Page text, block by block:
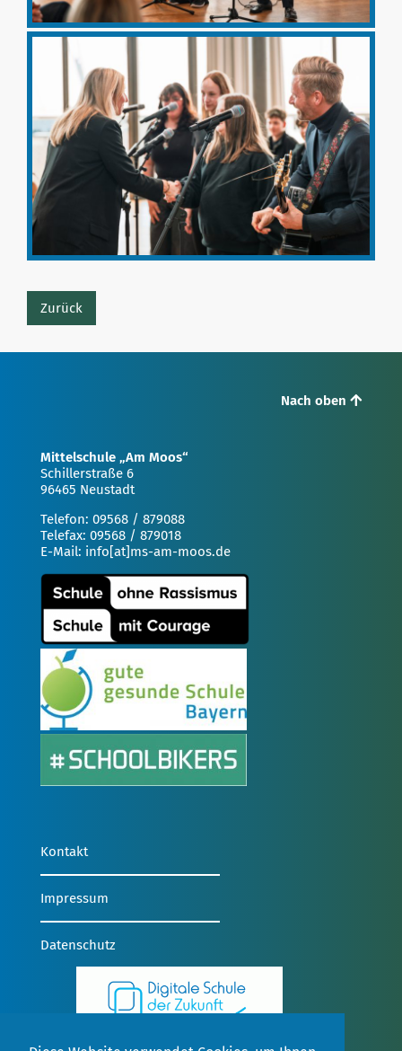
Zurück
Nach oben
Mittelschule „Am Moos“
Schillerstraße 6
96465 Neustadt
Telefon: 09568 / 879088
Telefax: 09568 / 879018
E-Mail: info[at]ms-am-moos.de
Kontakt
Impressum
Datenschutz